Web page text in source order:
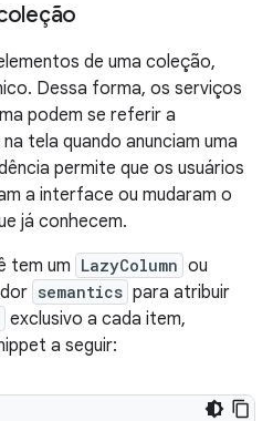
de uma coleção,
Dessa forma, os serviços
podem se referir a
tela quando anunciam uma
permite que os usuários
a interface ou mudaram o
já conhecem.
tem um LazyColumn ou
semantics para atribuir
exclusivo a cada item,
a seguir: